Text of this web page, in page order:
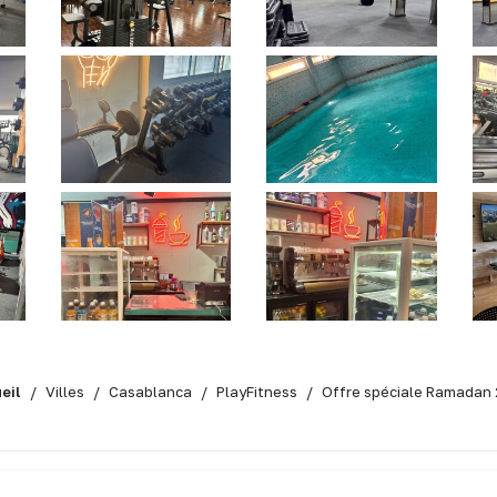
Villes Casablanca PlayFitness Offre spéciale Ramadan